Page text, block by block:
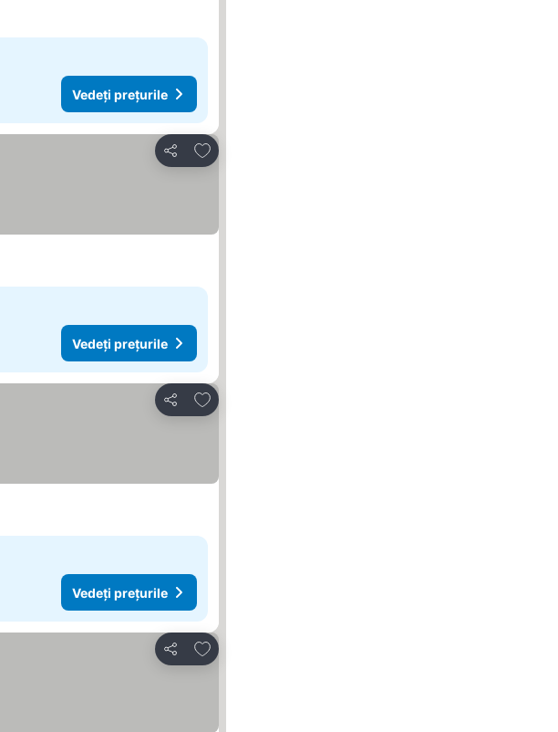
Vedeți prețurile
Distribuiți
Adăugaţi la favorite
Vedeți prețurile
Distribuiți
Adăugaţi la favorite
Vedeți prețurile
Distribuiți
Adăugaţi la favorite